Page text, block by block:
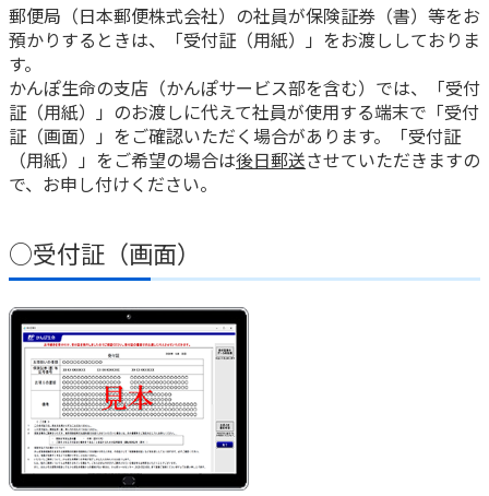
かんぽジャンクション
郵便局（日本郵便株式会社）の社員が保険証券（書）等をお
預かりするときは、「受付証（用紙）」をお渡ししておりま
す。
かんぽ生命の支店（かんぽサービス部を含む）では、「受付
証（用紙）」のお渡しに代えて社員が使用する端末で「受付
証（画面）」をご確認いただく場合があります。「受付証
（用紙）」をご希望の場合は後日郵送させていただきますの
で、お申し付けください。
○受付証（画面）